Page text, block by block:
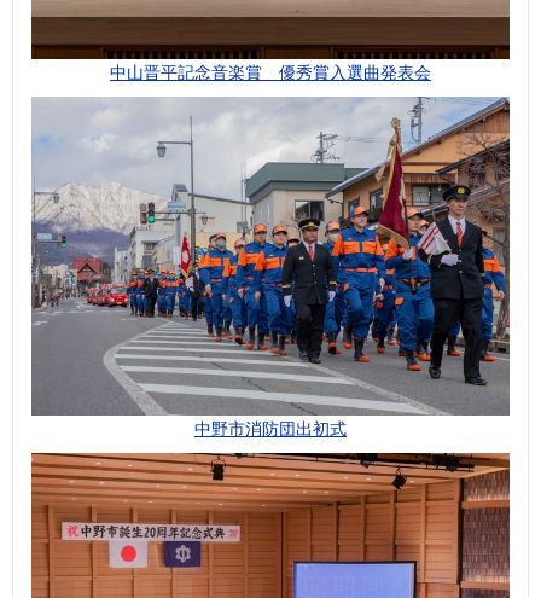
中山晋平記念音楽賞 優秀賞入選曲発表会
中野市消防団出初式